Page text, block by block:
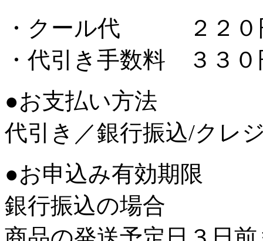
・クール代 ２２０
・代引き手数料 ３３０
●お支払い方法
代引き／銀行振込/クレ
●お申込み有効期限
銀行振込の場合